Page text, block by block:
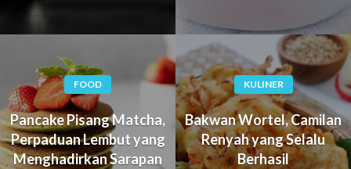
FOOD
Pancake Pisang Matcha,
Perpaduan Lembut yang
Menghadirkan Sarapan
KULINER
Bakwan Wortel, Camilan
Renyah yang Selalu
Berhasil